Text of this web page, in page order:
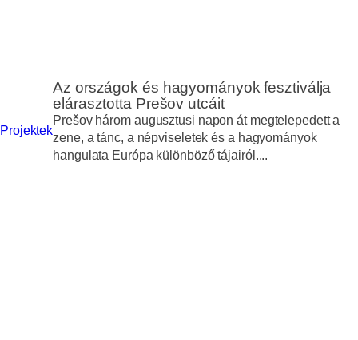
Projektek
Az országok és hagyományok fesztiválja
elárasztotta Prešov utcáit
Prešov három augusztusi napon át megtelepedett a
zene, a tánc, a népviseletek és a hagyományok
hangulata Európa különböző tájairól....